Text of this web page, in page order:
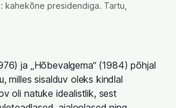
kahekõne presidendiga. Tartu,
ja „Hõbevalgema“ (1984) põhjal
milles sisalduv oleks kindlal
oli natuke idealistlik, sest